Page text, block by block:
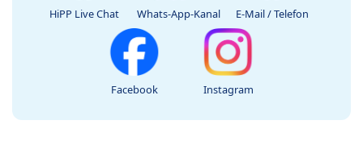
HiPP Live Chat Whats-App-Kanal E-Mail / Telefon
Facebook Instagram